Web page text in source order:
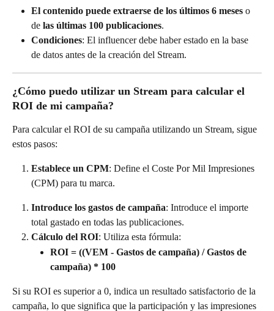
El contenido puede extraerse de los últimos 6 meses o
de las últimas 100 publicaciones.
Condiciones: El influencer debe haber estado en la base
de datos antes de la creación del Stream.
¿Cómo puedo utilizar un Stream para calcular el
ROI de mi campaña?
Para calcular el ROI de su campaña utilizando un Stream, sigue
estos pasos:
Establece un CPM: Define el Coste Por Mil Impresiones
(CPM) para tu marca.
Introduce los gastos de campaña: Introduce el importe
total gastado en todas las publicaciones.
Cálculo del ROI: Utiliza esta fórmula:
ROI = ((VEM - Gastos de campaña) / Gastos de
campaña) * 100
Si su ROI es superior a 0, indica un resultado satisfactorio de la
campaña, lo que significa que la participación y las impresiones